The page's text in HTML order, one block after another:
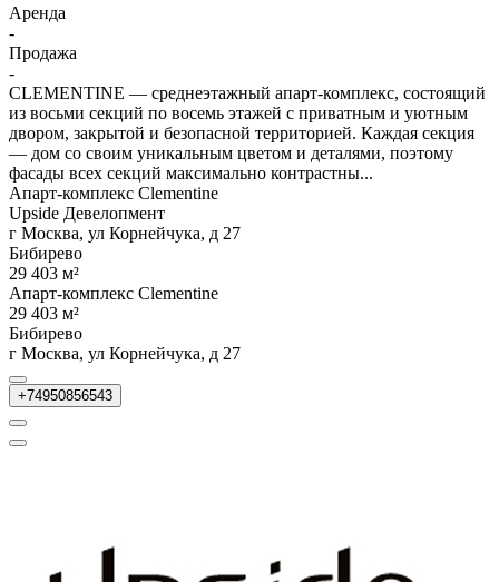
Аренда
-
Продажа
-
CLEMENTINE — среднеэтажный апарт-комплекс, состоящий
из восьми секций по восемь этажей с приватным и уютным
двором, закрытой и безопасной территорией. Каждая секция
— дом со своим уникальным цветом и деталями, поэтому
фасады всех секций максимально контрастны...
Апарт-комплекс Clementine
Upside Девелопмент
г Москва, ул Корнейчука, д 27
Бибирево
29 403 м²
Апарт-комплекс Clementine
29 403 м²
Бибирево
г Москва, ул Корнейчука, д 27
+74950856543